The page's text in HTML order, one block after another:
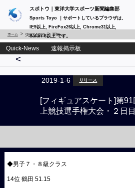
スポトウ｜東洋大学スポーツ新聞編集部
Sports Toyo ｜サポートしているブラウザは、
IE9以上, FireFox26以上, Chrome31以上,
Safari 6以上 です。
ホーム Quick-News 詳細
Quick-News 速報掲示板
<
2019-1-6 リリース
[フィギュアスケート]第
上競技選手権大会・２日目
◆男子７・８級クラス
14位 鶴田 51.15